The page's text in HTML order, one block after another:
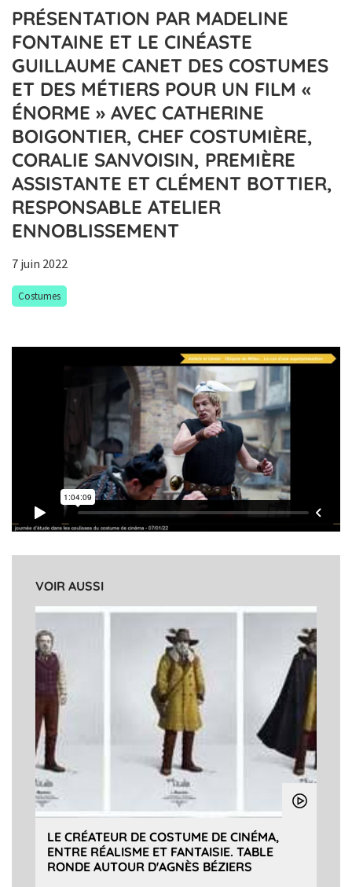
PRÉSENTATION PAR MADELINE
FONTAINE ET LE CINÉASTE
GUILLAUME CANET DES COSTUMES
ET DES MÉTIERS POUR UN FILM «
ÉNORME » AVEC CATHERINE
BOIGONTIER, CHEF COSTUMIÈRE,
CORALIE SANVOISIN, PREMIÈRE
ASSISTANTE ET CLÉMENT BOTTIER,
RESPONSABLE ATELIER
ENNOBLISSEMENT
7 juin 2022
Costumes
VOIR AUSSI
LE CRÉATEUR DE COSTUME DE CINÉMA,
ENTRE RÉALISME ET FANTAISIE. TABLE
RONDE AUTOUR D'AGNÈS BÉZIERS